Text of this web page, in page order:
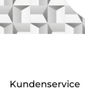
Kundenservice